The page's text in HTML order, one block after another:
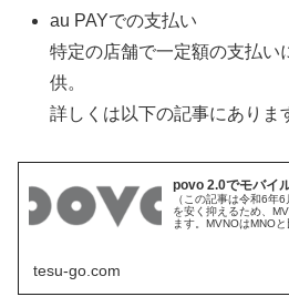
au PAYでの支払い
特定の店舗で一定額の支払い
供。
詳しくは以下の記事にありま
povo 2.0でモバイ
（この記事は令和6年
を安く抑えるため、
ます。MVNOはMNO
tesu-go.com